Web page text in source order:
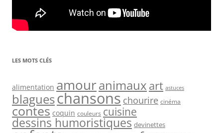
LES MOTS CLÉS
alimentation amouranimaux art astuces
blagueschansons chourire cinéma
contes coquin couleurs cuisine
dessins humoristiques devinettes